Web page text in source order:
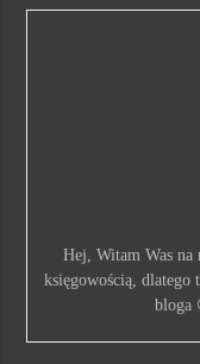
Hej, Witam Was na
księgowością, dlatego
bloga